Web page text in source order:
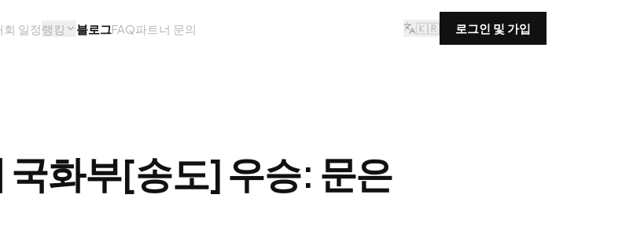
회 일정랭킹 블로그FAQ파트너 문의 🇰🇷 로그인 및 가입
화부[송도] 우승: 문은